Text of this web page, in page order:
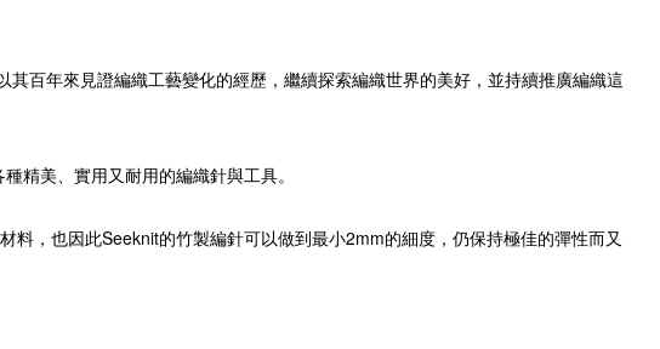
百年來見證編織工藝變化的經歷，繼續探索編織世界的美好，並持續推廣編織這
種精美、實用又耐用的編織針與工具。
料，也因此Seeknit的竹製編針可以做到最小2mm的細度，仍保持極佳的彈性而又